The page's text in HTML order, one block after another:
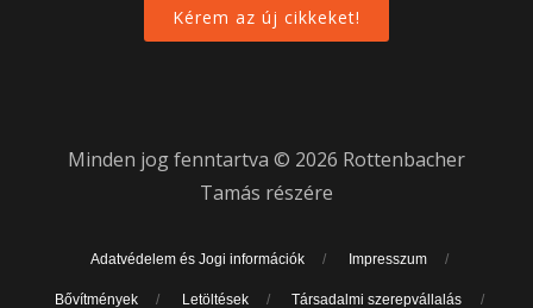
Minden jog fenntartva © 2026 Rottenbacher
Tamás részére
Adatvédelem és Jogi információk Impresszum
Bővítmények Letöltések Társadalmi szerepvállalás